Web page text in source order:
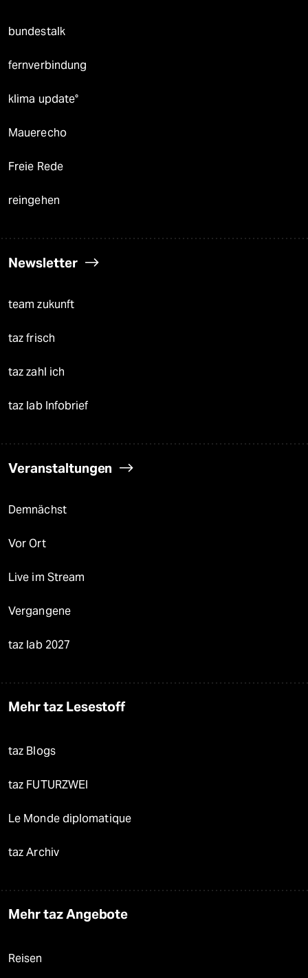
bundestalk
fernverbindung
klima update°
Mauerecho
Freie Rede
reingehen
Newsletter
team zukunft
taz frisch
taz zahl ich
taz lab Infobrief
Veranstaltungen
Demnächst
Vor Ort
Live im Stream
Vergangene
taz lab 2027
Mehr taz Lesestoff
taz Blogs
taz FUTURZWEI
Le Monde diplomatique
taz Archiv
Mehr taz Angebote
Reisen